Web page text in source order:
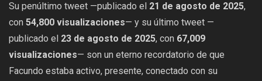
Su penúltimo tweet —publicado el 21 de agosto de 2025,
con 54,800 visualizaciones— y su último tweet —
publicado el 23 de agosto de 2025, con 67,009
visualizaciones— son un eterno recordatorio de que
Facundo estaba activo, presente, conectado con su